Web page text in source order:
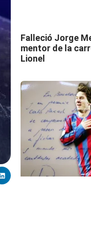
Falleció Jorge
mentor de la
Lionel